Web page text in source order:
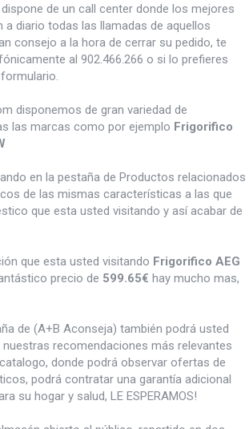
de un call center donde los mejores
a diario todas las llamadas de aquellos
consejo a la hora de cerrar su pedido, te
al 902.466.266 o si lo prefieres
disponemos de gran variedad de
las marcas como por ejemplo Frigorifico
en la pestaña de Productos relacionados
de las mismas características a las que
que esta usted visitando y así acabar de
que esta usted visitando Frigorifico AEG
precio de 599.65€ hay mucho mas,
de (A+B Aconseja) también podrá usted
recomendaciones más relevantes
donde podrá observar ofertas de
podrá contratar una garantía adicional
su hogar y salud, LE ESPERAMOS!